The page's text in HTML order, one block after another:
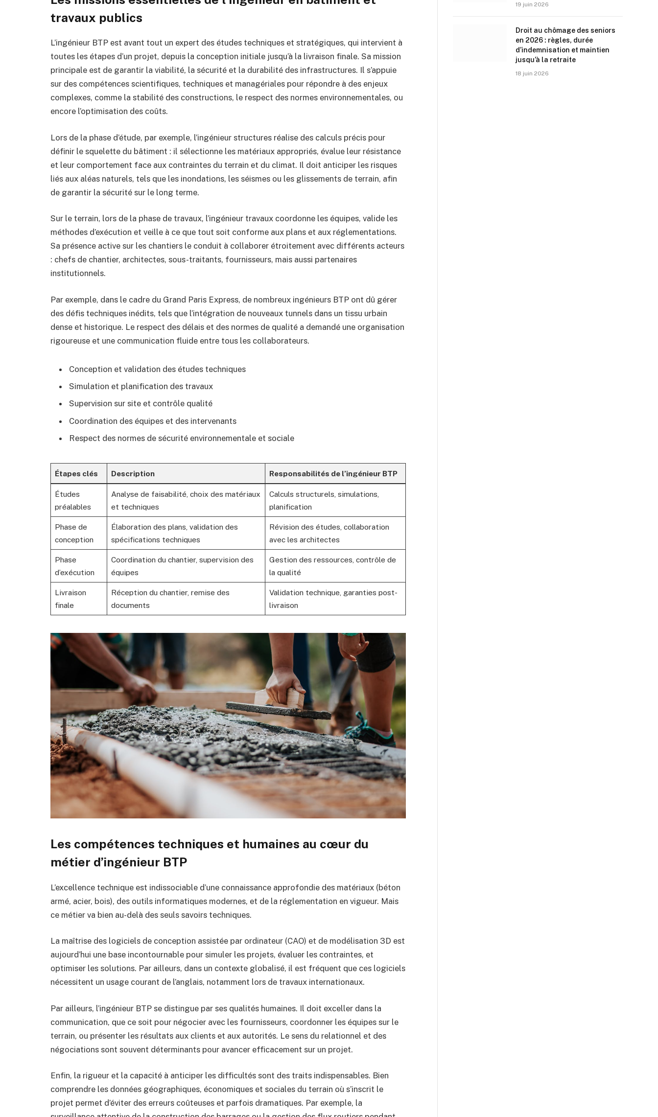
travaux publics
L’ingénieur BTP est avant tout un expert des études techniques et stratégiques, qui intervient à
toutes les étapes d’un projet, depuis la conception initiale jusqu’à la livraison finale. Sa mission
principale est de garantir la viabilité, la sécurité et la durabilité des infrastructures. Il s’appuie
sur des compétences scientifiques, techniques et managériales pour répondre à des enjeux
complexes, comme la stabilité des constructions, le respect des normes environnementales, ou
encore l’optimisation des coûts.
Lors de la phase d’étude, par exemple, l’ingénieur structures réalise des calculs précis pour
définir le squelette du bâtiment : il sélectionne les matériaux appropriés, évalue leur résistance
et leur comportement face aux contraintes du terrain et du climat. Il doit anticiper les risques
liés aux aléas naturels, tels que les inondations, les séismes ou les glissements de terrain, afin
de garantir la sécurité sur le long terme.
Sur le terrain, lors de la phase de travaux, l’ingénieur travaux coordonne les équipes, valide les
méthodes d’exécution et veille à ce que tout soit conforme aux plans et aux réglementations.
Sa présence active sur les chantiers le conduit à collaborer étroitement avec différents acteurs
: chefs de chantier, architectes, sous-traitants, fournisseurs, mais aussi partenaires
institutionnels.
Par exemple, dans le cadre du Grand Paris Express, de nombreux ingénieurs BTP ont dû gérer
des défis techniques inédits, tels que l’intégration de nouveaux tunnels dans un tissu urbain
dense et historique. Le respect des délais et des normes de qualité a demandé une organisation
rigoureuse et une communication fluide entre tous les collaborateurs.
Conception et validation des études techniques
Simulation et planification des travaux
Supervision sur site et contrôle qualité
Coordination des équipes et des intervenants
Respect des normes de sécurité environnementale et sociale
Étapes clés Description Responsabilités de l’ingénieur BTP
Études
préalables
Analyse de faisabilité, choix des matériaux
et techniques
Calculs structurels, simulations,
planification
Phase de
conception
Élaboration des plans, validation des
spécifications techniques
Révision des études, collaboration
avec les architectes
Phase
d’exécution
Coordination du chantier, supervision des
équipes
Gestion des ressources, contrôle de
la qualité
Livraison
finale
Réception du chantier, remise des
documents
Validation technique, garanties post-
livraison
Les compétences techniques et humaines au cœur du
métier d’ingénieur BTP
L’excellence technique est indissociable d’une connaissance approfondie des matériaux (béton
armé, acier, bois), des outils informatiques modernes, et de la réglementation en vigueur. Mais
ce métier va bien au-delà des seuls savoirs techniques.
La maîtrise des logiciels de conception assistée par ordinateur (CAO) et de modélisation 3D est
aujourd’hui une base incontournable pour simuler les projets, évaluer les contraintes, et
optimiser les solutions. Par ailleurs, dans un contexte globalisé, il est fréquent que ces logiciels
nécessitent un usage courant de l’anglais, notamment lors de travaux internationaux.
Par ailleurs, l’ingénieur BTP se distingue par ses qualités humaines. Il doit exceller dans la
communication, que ce soit pour négocier avec les fournisseurs, coordonner les équipes sur le
terrain, ou présenter les résultats aux clients et aux autorités. Le sens du relationnel et des
négociations sont souvent déterminants pour avancer efficacement sur un projet.
Enfin, la rigueur et la capacité à anticiper les difficultés sont des traits indispensables. Bien
comprendre les données géographiques, économiques et sociales du terrain où s’inscrit le
projet permet d’éviter des erreurs coûteuses et parfois dramatiques. Par exemple, la
19 juin 2026
Droit au chômage des seniors
en 2026 : règles, durée
d’indemnisation et maintien
jusqu’à la retraite
18 juin 2026